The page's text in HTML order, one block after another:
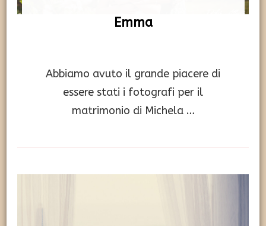
Emma
Abbiamo avuto il grande piacere di
essere stati i fotografi per il
matrimonio di Michela …